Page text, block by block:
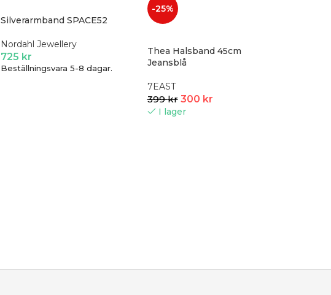
Silverarmband SPACE52
Nordahl Jewellery
725 kr
Beställningsvara 5-8 dagar.
-25%
Thea Halsband 45cm
Jeansblå
7EAST
399kr 300 kr
I lager